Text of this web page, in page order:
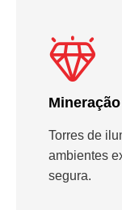
Mineração
Torres de
ambientes
segura.